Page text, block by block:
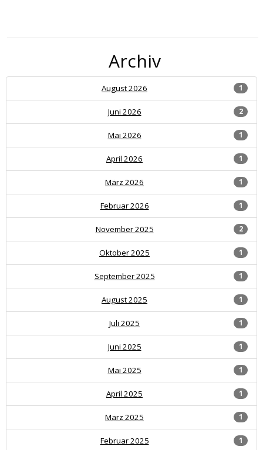
Archiv
1
August 2026
2
Juni 2026
1
Mai 2026
1
April 2026
1
März 2026
1
Februar 2026
2
November 2025
1
Oktober 2025
1
September 2025
1
August 2025
1
Juli 2025
1
Juni 2025
1
Mai 2025
1
April 2025
1
März 2025
1
Februar 2025